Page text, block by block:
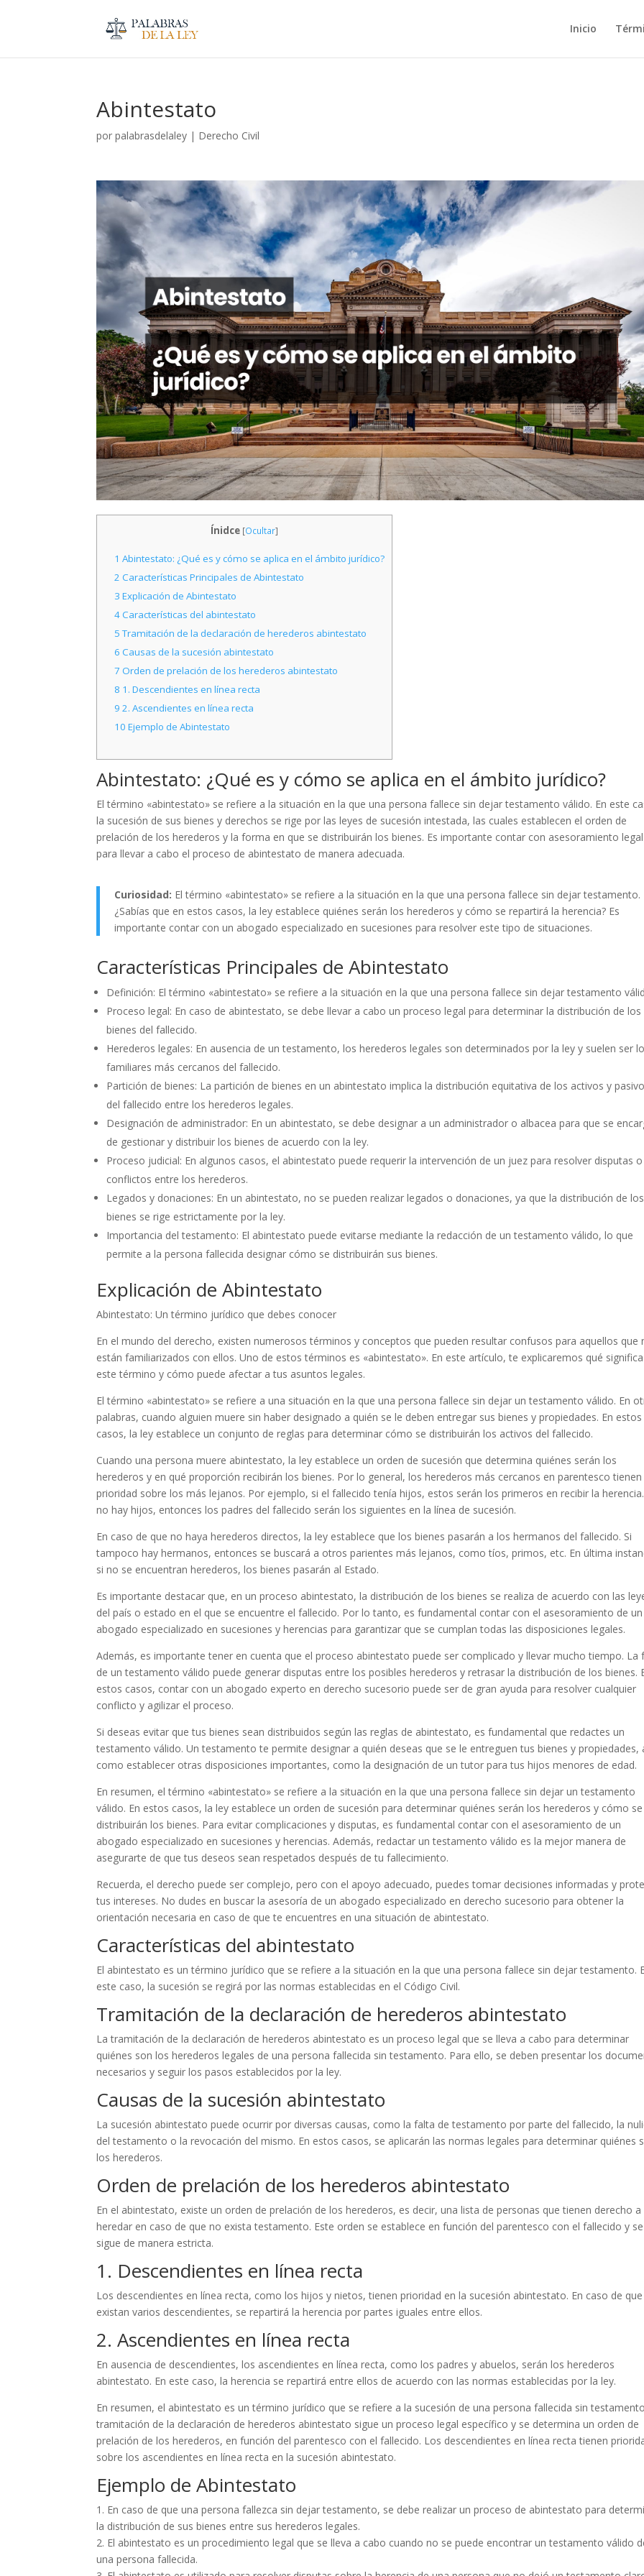
Inicio
Abintestato
porpalabrasdelaley | Derecho Civil
Ínidce [Ocultar]
1 Abintestato: ¿Qué es y cómo se aplica en el ámbito jurídico?
2 Características Principales de Abintestato
3 Explicación de Abintestato
4Características del abintestato
5Tramitación de la declaración de herederos abintestato
6 Causas de la sucesión abintestato
7 Orden de prelación de los herederos abintestato
8 1. Descendientes en línea recta
9 2. Ascendientes en línea recta
10 Ejemplo de Abintestato
Abintestato: ¿Qué es y cómo se aplica en el ámbito jurídico?
El término «abintestato» se refiere a la situación en la que una persona fallece sin dejar testamento válido. En este
la sucesión de sus bienes y derechos se rige por las leyes de sucesión intestada, las cuales establecen el orden de
prelación de los herederos y la forma en que se distribuirán los bienes. Es importante contar con asesoramiento legal
para llevar a cabo el proceso de abintestato de manera adecuada.
Curiosidad: El término «abintestato» se refiere a la situación en la que una persona fallece sin dejar testamento.
¿Sabías que en estos casos, la ley establece quiénes serán los herederos y cómo se repartirá la herencia? Es
importante contar con un abogado especializado en sucesiones para resolver este tipo de situaciones.
Características Principales de Abintestato
Definición: El término «abintestato» se refiere a la situación en la que una persona fallece sin dejar testamento
Proceso legal: En caso de abintestato, se debe llevar a cabo un proceso legal para determinar la distribución de los
bienes del fallecido.
Herederos legales: En ausencia de un testamento, los herederos legales son determinados por la ley y suelen ser
familiares más cercanos del fallecido.
Partición de bienes: La partición de bienes en un abintestato implica la distribución equitativa de los activos y
del fallecido entre los herederos legales.
Designación de administrador: En un abintestato, se debe designar a un administrador o albacea para que se
de gestionar y distribuir los bienes de acuerdo con la ley.
Proceso judicial: En algunos casos, el abintestato puede requerir la intervención de un juez para resolver disputas o
conflictos entre los herederos.
Legados y donaciones: En un abintestato, no se pueden realizar legados o donaciones, ya que la distribución de los
bienes se rige estrictamente por la ley.
Importancia del testamento: El abintestato puede evitarse mediante la redacción de un testamento válido, lo que
permite a la persona fallecida designar cómo se distribuirán sus bienes.
Explicación de Abintestato
Abintestato: Un término jurídico que debes conocer
En el mundo del derecho, existen numerosos términos y conceptos que pueden resultar confusos para aquellos que
están familiarizados con ellos. Uno de estos términos es «abintestato». En este artículo, te explicaremos qué significa
este término y cómo puede afectar a tus asuntos legales.
El término «abintestato» se refiere a una situación en la que una persona fallece sin dejar un testamento válido. En
palabras, cuando alguien muere sin haber designado a quién se le deben entregar sus bienes y propiedades. En estos
casos, la ley establece un conjunto de reglas para determinar cómo se distribuirán los activos del fallecido.
Cuando una persona muere abintestato, la ley establece un orden de sucesión que determina quiénes serán los
herederos y en qué proporción recibirán los bienes. Por lo general, los herederos más cercanos en parentesco tienen
prioridad sobre los más lejanos. Por ejemplo, si el fallecido tenía hijos, estos serán los primeros en recibir la
no hay hijos, entonces los padres del fallecido serán los siguientes en la línea de sucesión.
En caso de que no haya herederos directos, la ley establece que los bienes pasarán a los hermanos del fallecido. Si
tampoco hay hermanos, entonces se buscará a otros parientes más lejanos, como tíos, primos, etc. En última
si no se encuentran herederos, los bienes pasarán al Estado.
Es importante destacar que, en un proceso abintestato, la distribución de los bienes se realiza de acuerdo con las
del país o estado en el que se encuentre el fallecido. Por lo tanto, es fundamental contar con el asesoramiento de un
abogado especializado en sucesiones y herencias para garantizar que se cumplan todas las disposiciones legales.
Además, es importante tener en cuenta que el proceso abintestato puede ser complicado y llevar mucho tiempo. La
de un testamento válido puede generar disputas entre los posibles herederos y retrasar la distribución de los bienes.
estos casos, contar con un abogado experto en derecho sucesorio puede ser de gran ayuda para resolver cualquier
conflicto y agilizar el proceso.
Si deseas evitar que tus bienes sean distribuidos según las reglas de abintestato, es fundamental que redactes un
testamento válido. Un testamento te permite designar a quién deseas que se le entreguen tus bienes y propiedades,
como establecer otras disposiciones importantes, como la designación de un tutor para tus hijos menores de edad.
En resumen, el término «abintestato» se refiere a la situación en la que una persona fallece sin dejar un testamento
válido. En estos casos, la ley establece un orden de sucesión para determinar quiénes serán los herederos y cómo se
distribuirán los bienes. Para evitar complicaciones y disputas, es fundamental contar con el asesoramiento de un
abogado especializado en sucesiones y herencias. Además, redactar un testamento válido es la mejor manera de
asegurarte de que tus deseos sean respetados después de tu fallecimiento.
Recuerda, el derecho puede ser complejo, pero con el apoyo adecuado, puedes tomar decisiones informadas y
tus intereses. No dudes en buscar la asesoría de un abogado especializado en derecho sucesorio para obtener la
orientación necesaria en caso de que te encuentres en una situación de abintestato.
Características del abintestato
El abintestato es un término jurídico que se refiere a la situación en la que una persona fallece sin dejar testamento.
este caso, la sucesión se regirá por las normas establecidas en el Código Civil.
Tramitación de la declaración de herederos abintestato
La tramitación de la declaración de herederos abintestato es un proceso legal que se lleva a cabo para determinar
quiénes son los herederos legales de una persona fallecida sin testamento. Para ello, se deben presentar los
necesarios y seguir los pasos establecidos por la ley.
Causas de la sucesión abintestato
La sucesión abintestato puede ocurrir por diversas causas, como la falta de testamento por parte del fallecido, la
del testamento o la revocación del mismo. En estos casos, se aplicarán las normas legales para determinar quiénes
los herederos.
Orden de prelación de los herederos abintestato
En el abintestato, existe un orden de prelación de los herederos, es decir, una lista de personas que tienen derecho a
heredar en caso de que no exista testamento. Este orden se establece en función del parentesco con el fallecido y se
sigue de manera estricta.
1. Descendientes en línea recta
Los descendientes en línea recta, como los hijos y nietos, tienen prioridad en la sucesión abintestato. En caso de que
existan varios descendientes, se repartirá la herencia por partes iguales entre ellos.
2. Ascendientes en línea recta
En ausencia de descendientes, los ascendientes en línea recta, como los padres y abuelos, serán los herederos
abintestato. En este caso, la herencia se repartirá entre ellos de acuerdo con las normas establecidas por la ley.
En resumen, el abintestato es un término jurídico que se refiere a la sucesión de una persona fallecida sin
tramitación de la declaración de herederos abintestato sigue un proceso legal específico y se determina un orden de
prelación de los herederos, en función del parentesco con el fallecido. Los descendientes en línea recta tienen
sobre los ascendientes en línea recta en la sucesión abintestato.
Ejemplo de Abintestato
1. En caso de que una persona fallezca sin dejar testamento, se debe realizar un proceso de abintestato para
la distribución de sus bienes entre sus herederos legales.
2. El abintestato es un procedimiento legal que se lleva a cabo cuando no se puede encontrar un testamento válido
una persona fallecida.